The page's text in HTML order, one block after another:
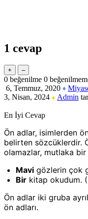
1 cevap
0 beğenilme 0
6, Temmuz, 2020 ♦
3, Nisan, 2024 ♦ Admin
En İyi Cevap
Ön adlar, isimlerden
belirten sözcüklerdir.
olamazlar, mutlaka bir
Mavi gözlerin çok
Bir kitap okudum.
Ön adlar iki gruba
ön adları.